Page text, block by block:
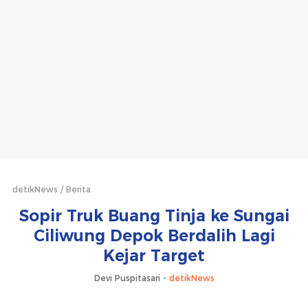
detikNews Berita
Sopir Truk Buang Tinja ke Sungai
Ciliwung Depok Berdalih Lagi
Kejar Target
Devi Puspitasari - detikNews